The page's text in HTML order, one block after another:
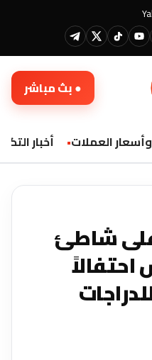
● بث مباشر
العملات أخبار
على شاطئ